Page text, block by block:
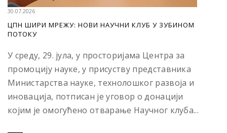
30.07.2026
ЦПН ШИРИ МРЕЖУ: НОВИ НАУЧНИ КЛУБ У ЗУБИНОМ
ПОТОКУ
У среду, 29. јула, у просторијама Центра за
промоцију науке, у присуству представника
Министарства науке, технолошког развоја и
иновација, потписан је уговор о донацији
којим је омогућено отварање Научног клуба...